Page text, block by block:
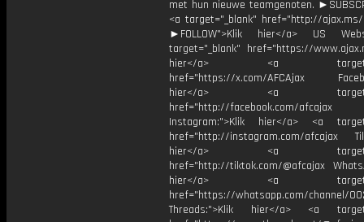
met hun nieuwe teamgenoten.
<a target="_blank" href="http://
►FOLLOW">Klik hier</a> US
target="_blank" href="https://
hier</a> <a
href="https://x.com/AFCAjax
hier</a> <a
href="http://facebook.com/afcajax
Instagram:">Klik hier</a> <a
href="http://instagram.com/afcajax
hier</a> <a
href="http://tiktok.com/@afcajax
hier</a> <a
href="https://whatsapp.com/channel/
Threads:">Klik hier</a> <a